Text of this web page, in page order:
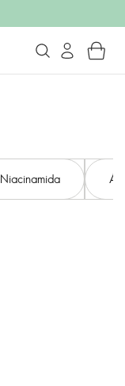
Niacinamida